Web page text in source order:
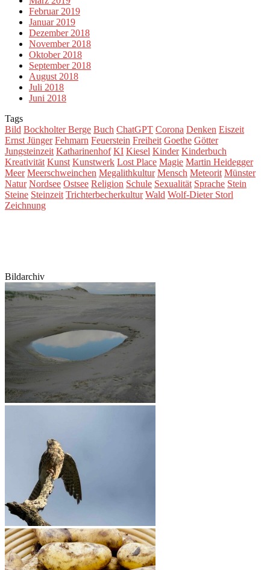
Februar 2019
Januar 2019
Dezember 2018
November 2018
Oktober 2018
September 2018
August 2018
Juli 2018
Juni 2018
Tags
Bild Bockholter Berge Buch ChatGPT Corona Denken Eiszeit
Ernst Jünger Fehmarn Feuerstein Freiheit Goethe Götter
Jungsteinzeit Katharinenhof KI Kiesel Kinder Kinderbuch
Kreativität Kunst Kunstwerk Lost Place Magie Martin Heidegger
Meer Meerschweinchen Megalithkultur Mensch Meteorit Münster
Natur Nordsee Ostsee Religion Schule Sexualität Sprache Stein
Steine Steinzeit Trichterbecherkultur Wald Wolf-Dieter Storl
Zeichnung
Bildarchiv